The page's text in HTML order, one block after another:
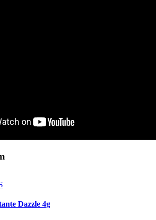
Dazzle 4g